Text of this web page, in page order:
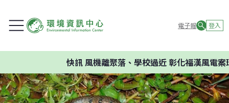
電子報 登入
風機離聚落、學校過近 彰化福漢風電案環委